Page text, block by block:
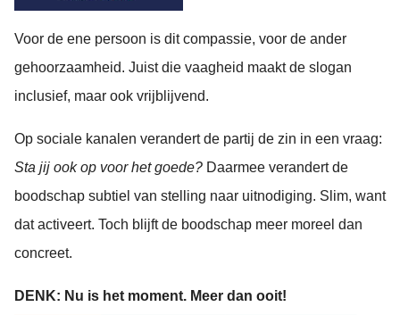
Voor de ene persoon is dit compassie, voor de ander
gehoorzaamheid. Juist die vaagheid maakt de slogan
inclusief, maar ook vrijblijvend.
Op sociale kanalen verandert de partij de zin in een vraag:
Sta jij ook op voor het goede? Daarmee verandert de
boodschap subtiel van stelling naar uitnodiging. Slim, want
dat activeert. Toch blijft de boodschap meer moreel dan
concreet.
DENK: Nu is het moment. Meer dan ooit!